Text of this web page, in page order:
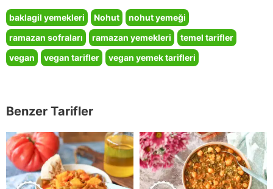
baklagil yemekleri Nohut
nohut yemeği
ramazan sofraları
ramazan yemekleri
temel tarifler
vegan
vegan tarifler vegan yemek tarifleri
Benzer Tarifler